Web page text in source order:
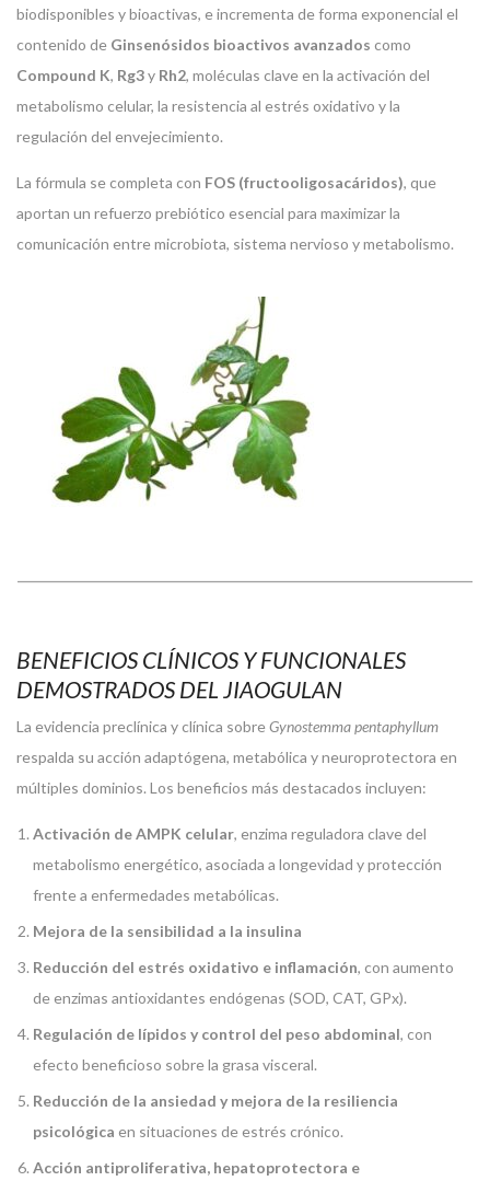
biodisponibles y bioactivas, e incrementa de forma exponencial el
contenido de Ginsenósidos bioactivos avanzados como
Compound K, Rg3y Rh2, moléculas clave en la activación del
metabolismo celular, la resistencia al estrés oxidativo y la
regulación del envejecimiento.
La fórmula se completa con FOS (fructooligosacáridos), que
aportan un refuerzo prebiótico esencial para maximizar la
comunicación entre microbiota, sistema nervioso y metabolismo.
BENEFICIOS CLÍNICOS Y FUNCIONALES
DEMOSTRADOS DEL JIAOGULAN
La evidencia preclínica y clínica sobreGynostemma pentaphyllum
respalda su acción adaptógena, metabólica y neuroprotectora en
múltiples dominios. Los beneficios más destacados incluyen:
Activación de AMPK celular, enzima reguladora clave del
metabolismo energético, asociada a longevidad y protección
frente a enfermedades metabólicas.
Mejora de la sensibilidad a la insulina
Reducción del estrés oxidativo e inflamación, con aumento
de enzimas antioxidantes endógenas (SOD, CAT, GPx).
Regulación de lípidos y control del peso abdominal, con
efecto beneficioso sobre la grasa visceral.
Reducción de la ansiedad y mejora de la resiliencia
psicológica en situaciones de estrés crónico.
Acción antiproliferativa, hepatoprotectora e